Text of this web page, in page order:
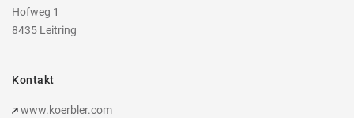
Hofweg 1
8435 Leitring
Kontakt
www.koerbler.com